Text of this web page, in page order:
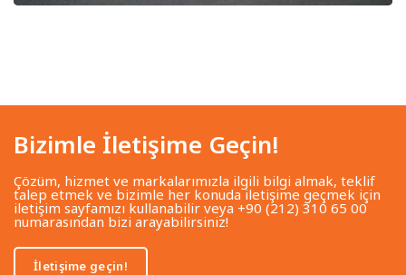
Bizimle İletişime Geçin!
Çözüm, hizmet ve markalarımızla ilgili bilgi almak, teklif
talep etmek ve bizimle her konuda iletişime geçmek için
iletişim sayfamızı kullanabilir veya +90 (212) 310 65 00
numarasından bizi arayabilirsiniz!
İletişime geçin!